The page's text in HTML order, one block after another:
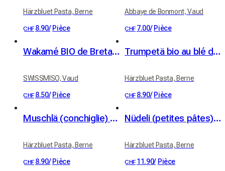
Härzbluet Pasta, Berne
CHF 8.90/ Pièce
Abbaye de Bonmont, Vaud
CHF 7.00/ Pièce
Wakamé BIO de Bretagne 30g
SWISSMISO, Vaud
CHF 8.50/ Pièce
Trumpetä bio au blé dur (400 g)
Härzbluet Pasta, Berne
CHF 8.90/ Pièce
Muschlä (conchiglie) bio au blé dur (400 g)
Härzbluet Pasta, Berne
CHF 8.90/ Pièce
Nüdeli (petites pâtes) bio au safran, blé dur (350 g)
Härzbluet Pasta, Berne
CHF 11.90/ Pièce